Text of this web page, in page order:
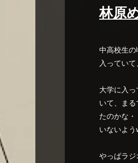
林原
中高校生の
入ってい
大学に入
いて、ま
たのかな
いないよう
やっぱラジ